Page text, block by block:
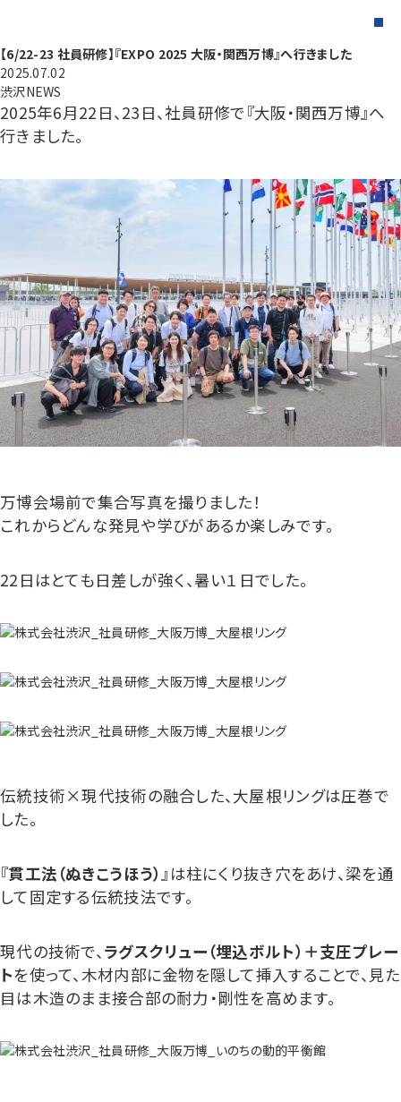
【6/22-23 社員研修】『EXPO 2025 大阪・関西万博』へ行きました
2025.07.02
渋沢NEWS
2025年6月22日、23日、社員研修で『大阪・関西万博』へ
行きました。
万博会場前で集合写真を撮りました！
これからどんな発見や学びがあるか楽しみです。
22日はとても日差しが強く、暑い１日でした。
伝統技術×現代技術の融合した、大屋根リングは圧巻で
した。
『貫工法（ぬきこうほう） 』は柱にくり抜き穴をあけ、梁を通
して固定する伝統技法です。
現代の技術で、 ラグスクリュー（埋込ボルト）＋支圧プレー
トを使って、木材内部に金物を隠して挿入することで、見た
目は木造のまま接合部の耐力・剛性を高めます。